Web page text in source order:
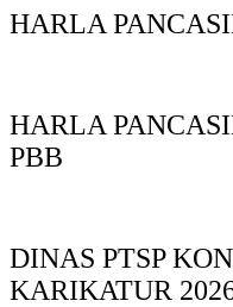
HARLA
HARLA
PBB
DINAS PTSP
KARIKATUR